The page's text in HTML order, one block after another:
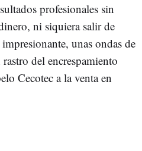
profesionales sin
ni siquiera salir de
unas ondas de
del encrespamiento
Cecotec a la venta en